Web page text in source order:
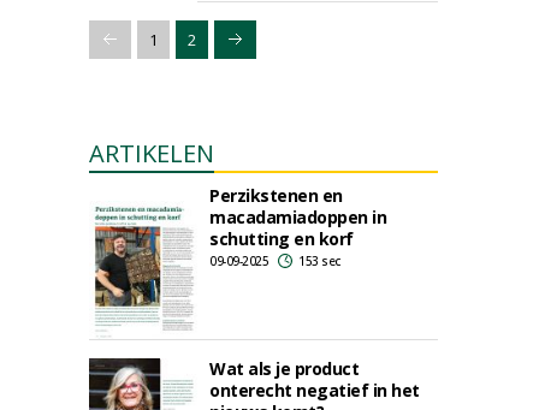
1 2
ARTIKELEN
Perzikstenen en
macadamiadoppen in
schutting en korf
09-09-2025 153 sec
Wat als je product
onterecht negatief in het